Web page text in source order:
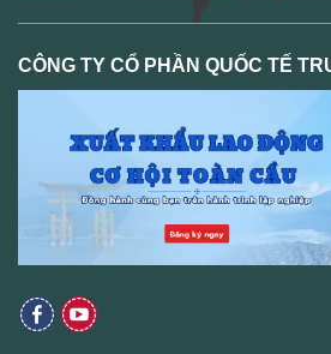
CÔNG TY CỔ PHẦN QUỐC TẾ